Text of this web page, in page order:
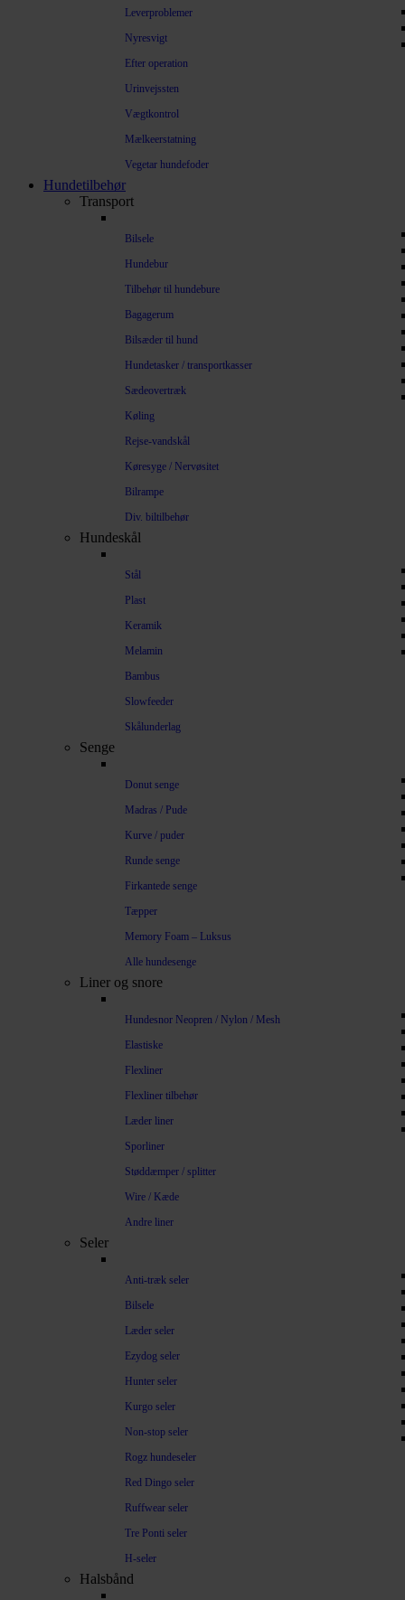
Leverproblemer
Nyresvigt
Efter operation
Urinvejssten
Vægtkontrol
Mælkeerstatning
Vegetar hundefoder
Hundetilbehør
Transport
Bilsele
Hundebur
Tilbehør til hundebure
Bagagerum
Bilsæder til hund
Hundetasker / transportkasser
Sædeovertræk
Køling
Rejse-vandskål
Køresyge / Nervøsitet
Bilrampe
Div. biltilbehør
Hundeskål
Stål
Plast
Keramik
Melamin
Bambus
Slowfeeder
Skålunderlag
Senge
Donut senge
Madras / Pude
Kurve / puder
Runde senge
Firkantede senge
Tæpper
Memory Foam – Luksus
Alle hundesenge
Liner og snore
Hundesnor Neopren / Nylon / Mesh
Elastiske
Flexliner
Flexliner tilbehør
Læder liner
Sporliner
Støddæmper / splitter
Wire / Kæde
Andre liner
Seler
Anti-træk seler
Bilsele
Læder seler
Ezydog seler
Hunter seler
Kurgo seler
Non-stop seler
Rogz hundeseler
Red Dingo seler
Ruffwear seler
Tre Ponti seler
H-seler
Halsbånd